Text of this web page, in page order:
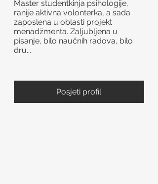
Master studentkinja psihologije,
ranije aktivna volonterka, a sada
zaposlena u oblasti projekt
menadžmenta. Zaljubljena u
pisanje, bilo naučnih radova, bilo
dru...
Posjeti profil